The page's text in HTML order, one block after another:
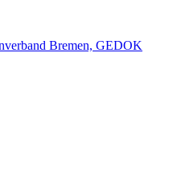
Bremen, GEDOK